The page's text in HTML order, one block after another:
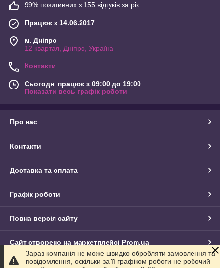
99% позитивних з 155 відгуків за рік
Працює з 14.06.2017
м. Дніпро
12 квартал, Дніпро, Україна
Контакти
Сьогодні працює з 09:00 до 19:00
Показати весь графік роботи
Про нас
Контакти
Доставка та оплата
Графік роботи
Повна версія сайту
Сайт створено на маркетплейсі Prom.ua
Зараз компанія не може швидко обробляти замовлення та
повідомлення, оскільки за її графіком роботи не робочий